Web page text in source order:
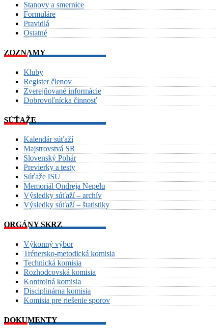
Stanovy a smernice
Formuláre
Pravidlá
Ostatné
ZOZNAMY
Kluby
Register členov
Zverejňované informácie
Dobrovoľnícka činnosť
SÚŤAŽE
Kalendár súťaží
Majstrovstvá SR
Slovenský Pohár
Previerky a testy
Súťaže ISU
Memoriál Ondreja Nepelu
Výsledky súťaží – archív
Výsledky súťaží – štatistiky
ORGÁNY SKRZ
Výkonný výbor
Trénersko-metodická komisia
Technická komisia
Rozhodcovská komisia
Kontrolná komisia
Disciplinárna komisia
Komisia pre riešenie sporov
DOKUMENTY